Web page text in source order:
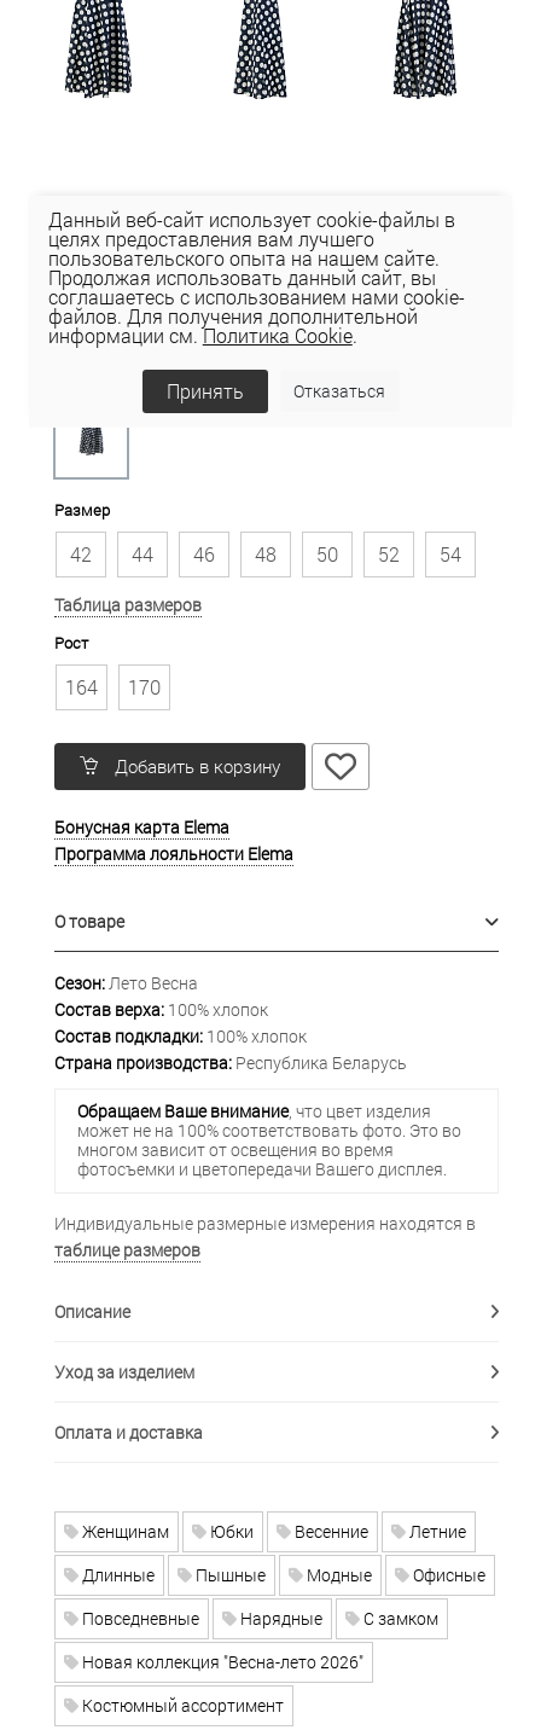
Цена: 202,55 руб 141,78 руб
Проверить в магазинах
Размер
42 44 46 48 50 52 54
Таблица размеров
Рост
164 170
Добавить в корзину
Бонусная карта Elema
Программа лояльности Elema
О товаре
Сезон:Лето Весна
Состав верха: 100% хлопок
Состав подкладки: 100% хлопок
Страна производства: Республика Беларусь
Обращаем Ваше внимание, что цвет изделия
может не на 100% соответствовать фото. Это во
многом зависит от освещения во время
фотосъемки и цветопередачи Вашего дисплея.
Индивидуальные размерные измерения находятся в
таблице размеров
Описание
Уход за изделием
Оплата и доставка
Женщинам Юбки Весенние
Летние
Длинные
Пышные Модные
Офисные
Повседневные
Нарядные
С замком
Новая коллекция "Весна-лето 2026"
Костюмный ассортимент
Данный веб-сайт использует cookie-файлы в
целях предоставления вам лучшего
пользовательского опыта на нашем сайте.
Продолжая использовать данный сайт, вы
соглашаетесь с использованием нами cookie-
файлов. Для получения дополнительной
информации см.Политика Cookie.
Принять Отказаться